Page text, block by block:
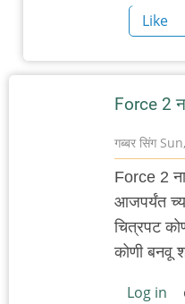
Like
Force 2
गब्बर सिंग
Force 2
आजपर्यंत
चित्रपट
कोणी बनवू
Log in